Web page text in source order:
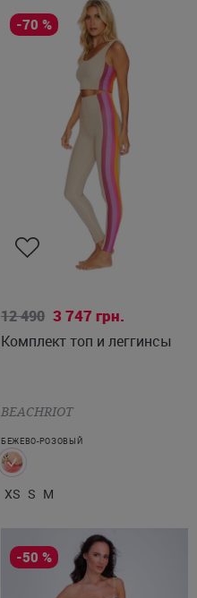
-70 %
12 490 3 747 грн.
Комплект топ и леггинсы
BEACHRIOT
БЕЖЕВО-РОЗОВЫЙ
XS S M
-50 %